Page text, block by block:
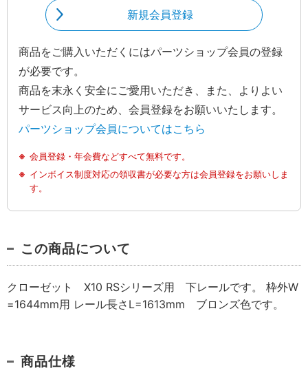
新規会員登録
商品をご購入いただくにはパーツショップ会員の登録
が必要です。
商品を末永く安全にご愛用いただき、また、よりよい
サービス向上のため、会員登録をお願いいたします。
パーツショップ会員についてはこちら
会員登録・年会費などすべて無料です。
インボイス制度対応の領収書が必要な方は会員登録をお願いしま
す。
この商品について
クローゼット X10 RSシリーズ用 下レールです。 枠外W
=1644mm用 レール長さL=1613mm ブロンズ色です。
商品仕様